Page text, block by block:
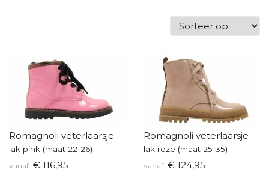
van je kind.
Romagnoli veterlaarsje
lak pink (maat 22-26)
vanaf € 116,95
Romagnoli veterlaarsje
lak roze (maat 25-35)
vanaf € 124,95